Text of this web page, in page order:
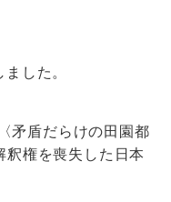
した。
矛盾だらけの田園都
権を喪失した日本